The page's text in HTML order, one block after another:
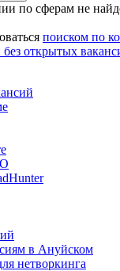
по сферам не
поиском по
открытых
в Ануйском
нетворкинга